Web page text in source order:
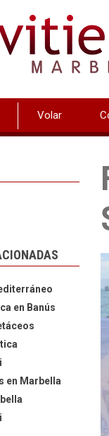
Volar
en Banús
en Marbella